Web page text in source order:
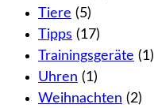
Tiere (5)
Tipps (17)
Trainingsgeräte (1)
Uhren (1)
Weihnachten (2)